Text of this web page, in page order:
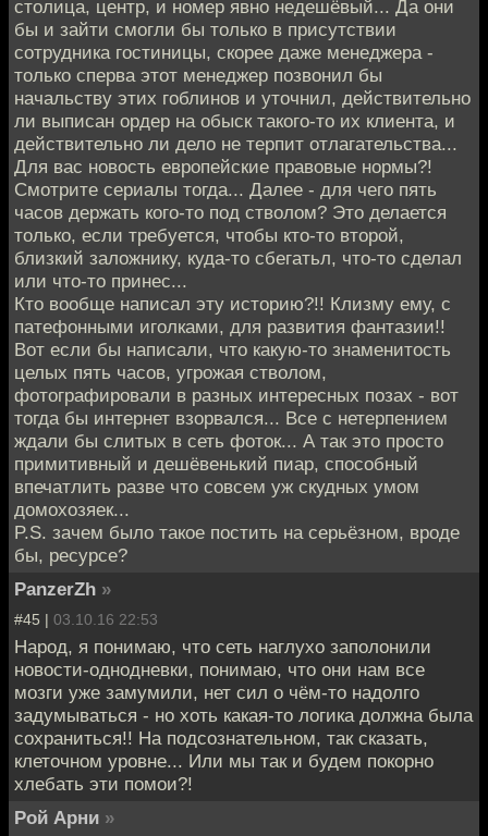
столица, центр, и номер явно недешёвый... Да они
бы и зайти смогли бы только в присутствии
сотрудника гостиницы, скорее даже менеджера -
только сперва этот менеджер позвонил бы
начальству этих гоблинов и уточнил, действительно
ли выписан ордер на обыск такого-то их клиента, и
действительно ли дело не терпит отлагательства...
Для вас новость европейские правовые нормы?!
Смотрите сериалы тогда... Далее - для чего пять
часов держать кого-то под стволом? Это делается
только, если требуется, чтобы кто-то второй,
близкий заложнику, куда-то сбегатьл, что-то сделал
или что-то принес...
Кто вообще написал эту историю?!! Клизму ему, с
патефонными иголками, для развития фантазии!!
Вот если бы написали, что какую-то знаменитость
целых пять часов, угрожая стволом,
фотографировали в разных интересных позах - вот
тогда бы интернет взорвался... Все с нетерпением
ждали бы слитых в сеть фоток... А так это просто
примитивный и дешёвенький пиар, способный
впечатлить разве что совсем уж скудных умом
домохозяек...
P.S. зачем было такое постить на серьёзном, вроде
бы, ресурсе?
PanzerZh »
#45 | 03.10.16 22:53
Народ, я понимаю, что сеть наглухо заполонили
новости-однодневки, понимаю, что они нам все
мозги уже замумили, нет сил о чём-то надолго
задумываться - но хоть какая-то логика должна была
сохраниться!! На подсознательном, так сказать,
клеточном уровне... Или мы так и будем покорно
хлебать эти помои?!
Рой Арни »